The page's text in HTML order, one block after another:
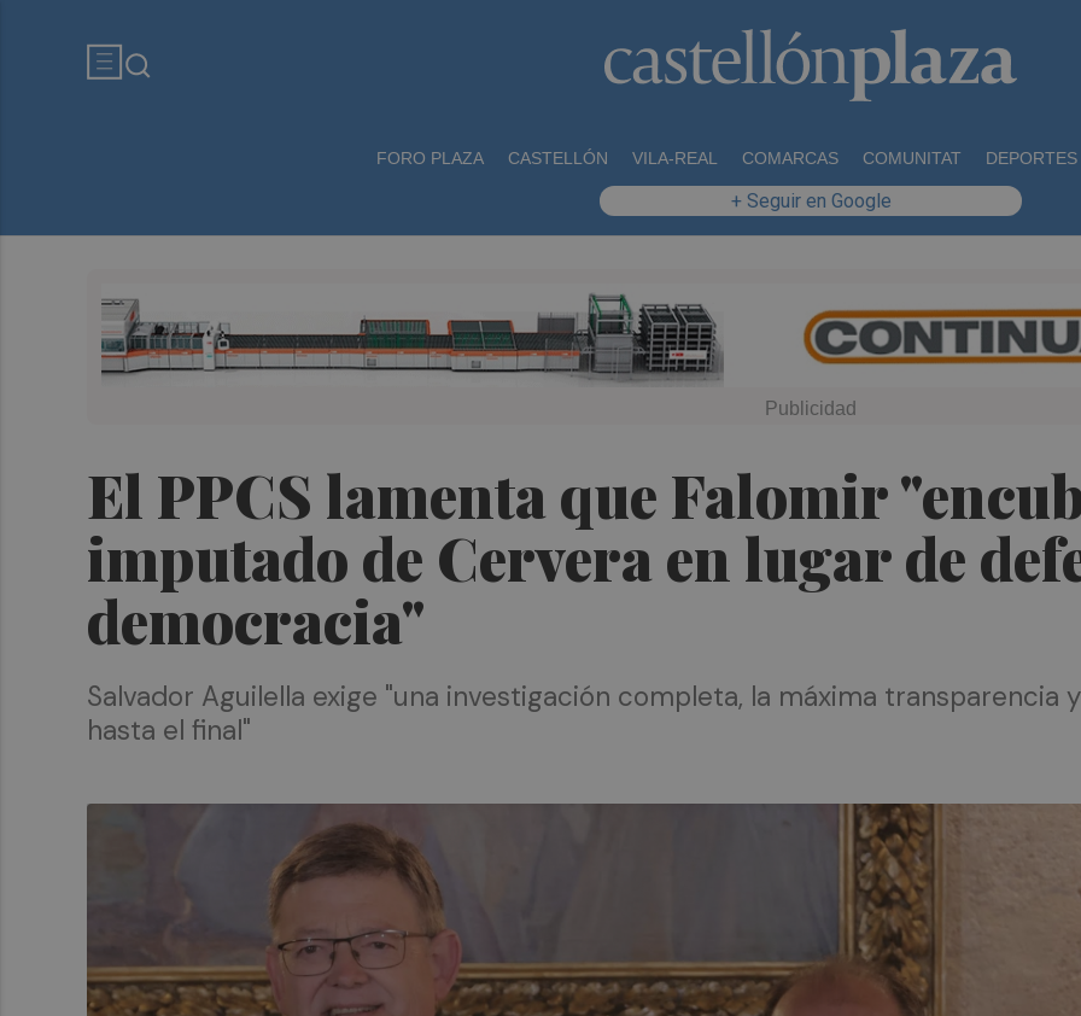
FORO PLAZA CASTELLÓN VILA-REAL COMARCAS COMUNITAT DEPORTES
+ Seguir en Google
El PPCS lamenta que Falomir
imputado de Cervera en lugar de
democracia"
Salvador Aguilella exige "una investigación completa, la máxima transparencia
hasta el final"